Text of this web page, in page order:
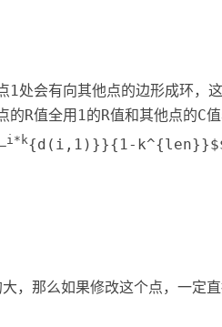
处会有向其他点的边形成环，这
R值全用1的R值和其他点的C
{d(i,1)}}{1-
，那么如果修改这个点，一定